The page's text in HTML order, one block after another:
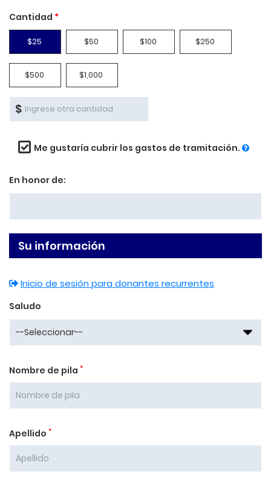
Cantidad *
$25 $50 $100 $250
$500 $1,000
$
Me gustaría cubrir los gastos de tramitación.
En honor de:
Su información
Inicio de sesión para donantes recurrentes
Saludo
Nombre de pila *
Apellido *